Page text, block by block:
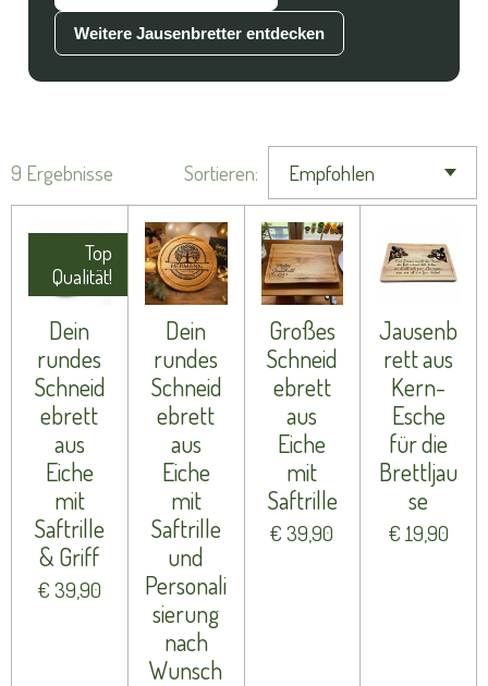
Weitere Jausenbretter entdecken
9 Ergebnisse Sortieren:
Top
Qualität!
Dein
rundes
Schneid
ebrett
aus
Eiche
mit
Saftrille
& Griff
€ 39,90
Dein
rundes
Schneid
ebrett
aus
Eiche
mit
Saftrille
und
Personali
sierung
nach
Wunsch
Großes
Schneid
ebrett
aus
Eiche
mit
Saftrille
€ 39,90
Jausenb
rett aus
Kern-
Esche
für die
Brettljau
se
€ 19,90